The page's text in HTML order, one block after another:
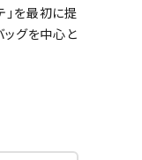
」を最初に提
ッグを中心と